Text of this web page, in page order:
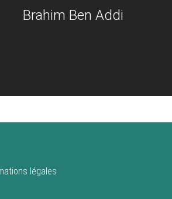
Brahim Ben Addi
légales